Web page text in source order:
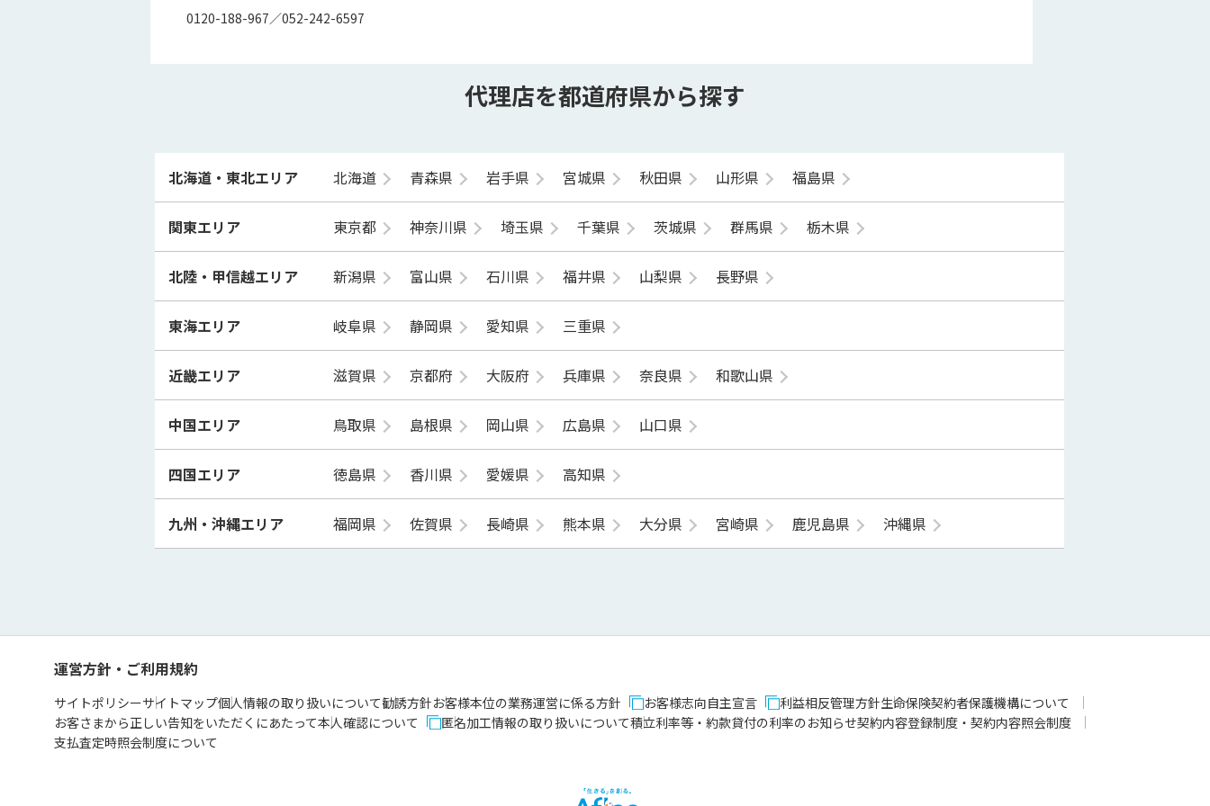
0120-188-967／052-242-6597
代理店を都道府県から探す
北海道・東北エリア 北海道 青森県 岩手県 宮城県 秋田県 山形県 福島県
関東エリア 東京都 神奈川県 埼玉県 千葉県 茨城県 群馬県 栃木県
北陸・甲信越エリア 新潟県 富山県 石川県 福井県 山梨県 長野県
東海エリア 岐阜県 静岡県 愛知県 三重県
近畿エリア 滋賀県 京都府 大阪府 兵庫県 奈良県 和歌山県
中国エリア 鳥取県 島根県 岡山県 広島県 山口県
四国エリア 徳島県 香川県 愛媛県 高知県
九州・沖縄エリア 福岡県 佐賀県 長崎県 熊本県 大分県 宮崎県 鹿児島県 沖縄県
運営方針・ご利用規約
サイトポリシーサイトマップ個人情報の取り扱いについて勧誘方針お客様本位の業務運営に係る方針 お客様志向自主宣言 利益相反管理方針生命保険契約者保護機構について
お客さまから正しい告知をいただくにあたって本人確認について 匿名加工情報の取り扱いについて積立利率等・約款貸付の利率のお知らせ契約内容登録制度・契約内容照会制度
支払査定時照会制度について